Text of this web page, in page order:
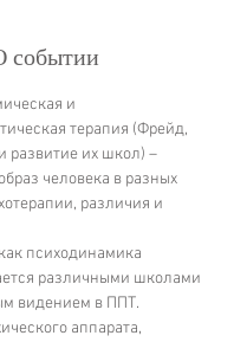
событии
и
терапия (Фрейд,
развитие их школ) –
человека в разных
различия и
психодинамика
различными школами
видением в ППТ.
аппарата,